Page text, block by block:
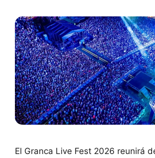
El Granca Live Fest 2026 reunirá